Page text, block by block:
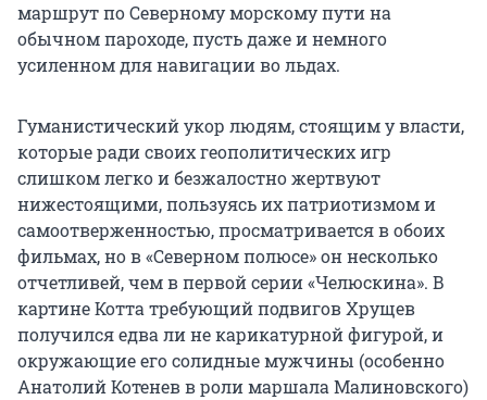
маршрут по Северному морскому пути на
обычном пароходе, пусть даже и немного
усиленном для навигации во льдах.
Гуманистический укор людям, стоящим у власти,
которые ради своих геополитических игр
слишком легко и безжалостно жертвуют
нижестоящими, пользуясь их патриотизмом и
самоотверженностью, просматривается в обоих
фильмах, но в «Северном полюсе» он несколько
отчетливей, чем в первой серии «Челюскина». В
картине Котта требующий подвигов Хрущев
получился едва ли не карикатурной фигурой, и
окружающие его солидные мужчины (особенно
Анатолий Котенев в роли маршала Малиновского)